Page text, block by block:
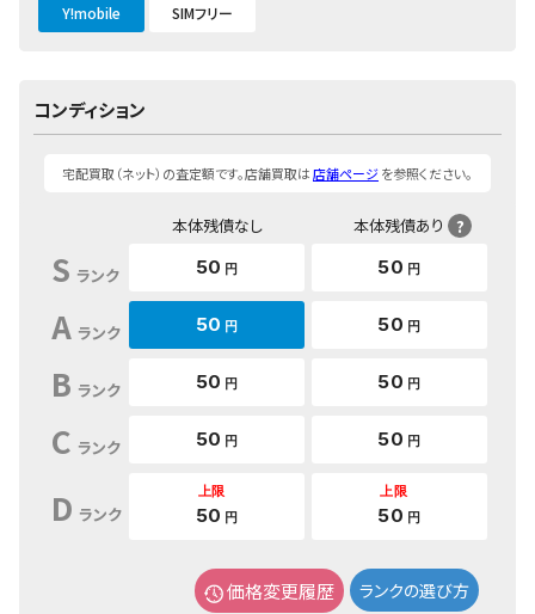
Y!mobile SIMフリー
コンディション
宅配買取（ネット）の査定額です。店舗買取は店舗ページを参照ください。
本体残債なし 本体残債あり ?
S ランク 50 円 50 円
A ランク 50 円 50 円
B ランク 50 円 50 円
C ランク 50 円 50 円
D ランク
上限
50 円
上限
50 円
価格変更履歴 ランクの選び方